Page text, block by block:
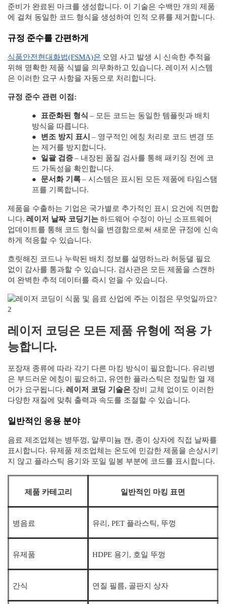
준비가 완료된 마크를 생성합니다. 이 기술은 수백만 개의 제품
에 걸쳐 동일한 코드 형식을 생성하여 인적 오류를 제거합니다.
규정 준수를 간편하게
식품안전현대화법(FSMA)은 오염 사고 발생 시 신속한 추적을
위해 명확한 제품 식별을 의무화하고 있습니다. 레이저 시스템
은 이러한 요구 사항을 자동으로 처리합니다.
규정 준수 관련 이점:
● 표준화된 형식 – 모든 코드는 동일한 템플릿과 배치
방식을 따릅니다.
●
변조 방지 표시 – 영구적인 에칭 처리로 코드 변경 또
는 제거를 방지합니다.
●
일괄 검증– 내장된 품질 검사를 통해 패키징 전에 코
드 가독성을 확인합니다.
●
문서화 기록– 시스템은 표시된 모든 제품에 타임스탬
프를 기록합니다.
제품을 수출하는 기업은 국가별로 추가적인 표시 요건에 직면합
니다. 레이저 날짜 코딩기는하드웨어 수정이 아닌 소프트웨어
업데이트를 통해 코드 형식을 변경함으로써 새로운 규정에 신속
하게 적응할 수 있습니다.
흐릿해진 코드나 누락된 배치 정보를 설명하느라 허둥댈 필요
없이 감사를 통과할 수 있습니다. 검사관은 모든 제품을 스캔하
여 완벽한 추적 데이터를 즉시 얻을 수 있습니다.
레이저 코딩은 모든 제품 유형에 적용 가
능합니다.
포장재 종류에 따라 각기 다른 마킹 방식이 필요합니다. 유리병
은 부드러운 에칭이 필요하고, 유연한 플라스틱은 정밀한 열 제
어가 요구됩니다. 레이저 코딩 기술은 장비 교체 없이도 이러한
다양한 재질에 맞춰 출력과 속도를 조절할 수 있습니다.
일반적인 응용 분야
음료 제조업체는 병뚜껑, 알루미늄 캔, 종이 상자에 직접 날짜를
표시합니다. 유제품 제조업체는 온도에 민감한 제품을 손상시키
지 않고 플라스틱 용기와 포일 밀봉 부분에 코드를 표시합니다.
제품 카테고리 일반적인 마킹 표면
병음료 유리, PET 플라스틱, 뚜껑
유제품 HDPE 용기, 호일 뚜껑
간식 연질 필름, 골판지 상자